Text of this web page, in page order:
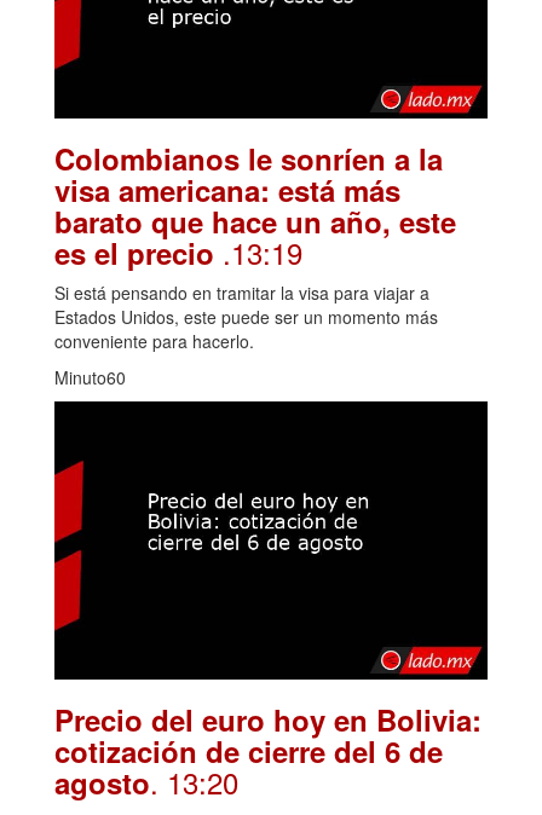
Colombianos le sonríen a la
visa americana: está más
barato que hace un año, este
es el precio .13:19
Si está pensando en tramitar la visa para viajar a
Estados Unidos, este puede ser un momento más
conveniente para hacerlo.
Minuto60
Precio del euro hoy en Bolivia:
cotización de cierre del 6 de
agosto. 13:20